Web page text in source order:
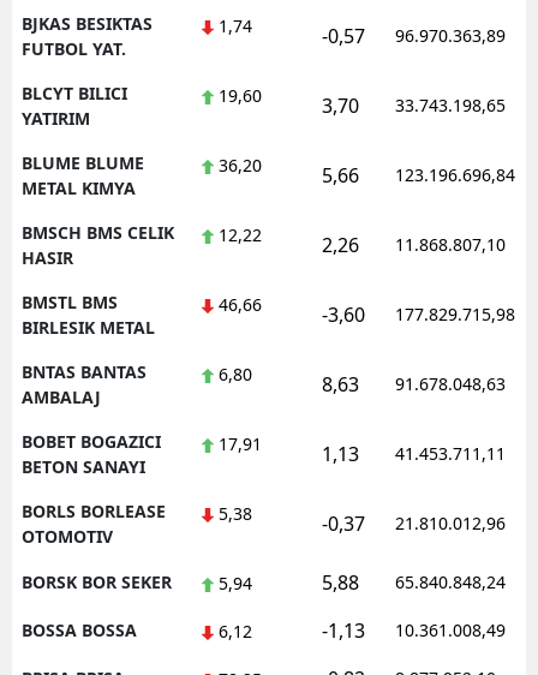
BJKAS BESIKTAS
FUTBOL YAT.
1,74 -0,57 96.970.363,89
BLCYT BILICI
YATIRIM
19,60 3,70 33.743.198,65
BLUME BLUME
METAL KIMYA
36,20 5,66 123.196.696,84
BMSCH BMS CELIK
HASIR
12,22 2,26 11.868.807,10
BMSTL BMS
BIRLESIK METAL
46,66 -3,60 177.829.715,98
BNTAS BANTAS
AMBALAJ
6,80 8,63 91.678.048,63
BOBET BOGAZICI
BETON SANAYI
17,91 1,13 41.453.711,11
BORLS BORLEASE
OTOMOTIV
5,38 -0,37 21.810.012,96
BORSK BOR SEKER 5,94 5,88 65.840.848,24
BOSSA BOSSA 6,12 -1,13 10.361.008,49